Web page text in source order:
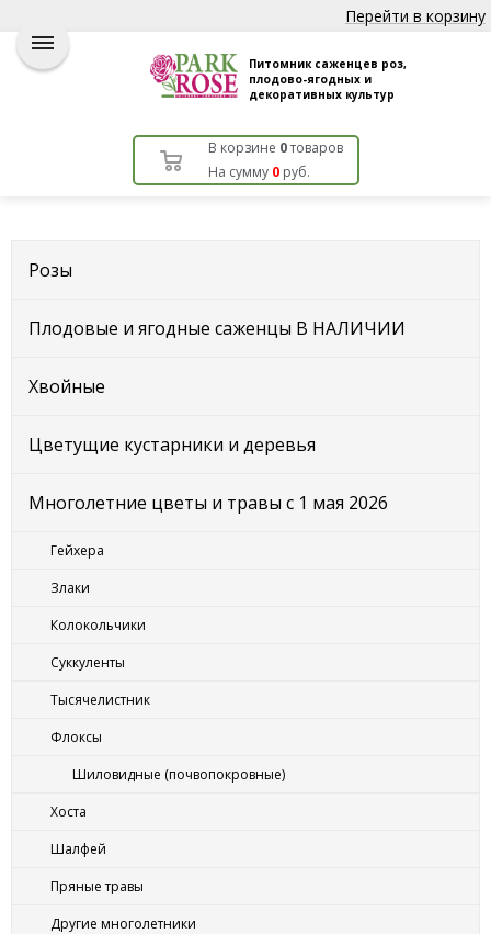
Перейти в корзину
Питомник саженцев роз,
плодово-ягодных и
декоративных культур
В корзине 0товаров
На сумму 0руб.
Розы
Плодовые и ягодные саженцы В НАЛИЧИИ
Хвойные
Цветущие кустарники и деревья
Многолетние цветы и травы с 1 мая 2026
Гейхера
Злаки
Колокольчики
Суккуленты
Тысячелистник
Флоксы
Шиловидные (почвопокровные)
Хоста
Шалфей
Пряные травы
Другие многолетники